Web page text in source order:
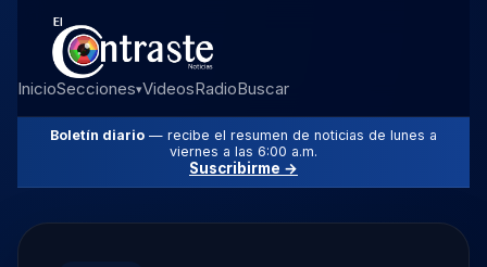
InicioSecciones▾VideosRadioBuscar
Boletín diario — recibe el resumen de noticias de lunes a
viernes a las 6:00 a.m.
Suscribirme →